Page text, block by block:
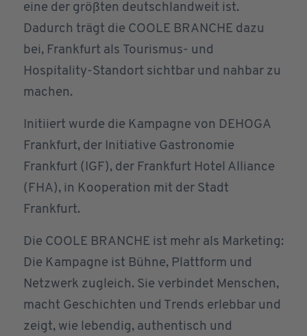
eine der größten deutschlandweit ist.
Dadurch trägt die COOLE BRANCHE dazu
bei, Frankfurt als Tourismus- und
Hospitality-Standort sichtbar und nahbar zu
machen.
Initiiert wurde die Kampagne von DEHOGA
Frankfurt, der Initiative Gastronomie
Frankfurt (IGF), der Frankfurt Hotel Alliance
(FHA), in Kooperation mit der Stadt
Frankfurt.
Die COOLE BRANCHE ist mehr als Marketing:
Die Kampagne ist Bühne, Plattform und
Netzwerk zugleich. Sie verbindet Menschen,
macht Geschichten und Trends erlebbar und
zeigt, wie lebendig, authentisch und